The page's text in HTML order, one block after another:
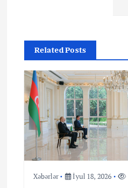
a
s
y
a
s
Related Posts
Xəbərlər İyul 18, 2026